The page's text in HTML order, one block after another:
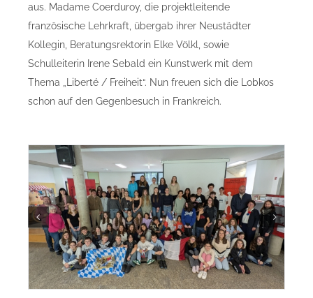
aus. Madame Coerduroy, die projektleitende
französische Lehrkraft, übergab ihrer Neustädter
Kollegin, Beratungsrektorin Elke Völkl, sowie
Schulleiterin Irene Sebald ein Kunstwerk mit dem
Thema „Liberté / Freiheit“. Nun freuen sich die Lobkos
schon auf den Gegenbesuch in Frankreich.